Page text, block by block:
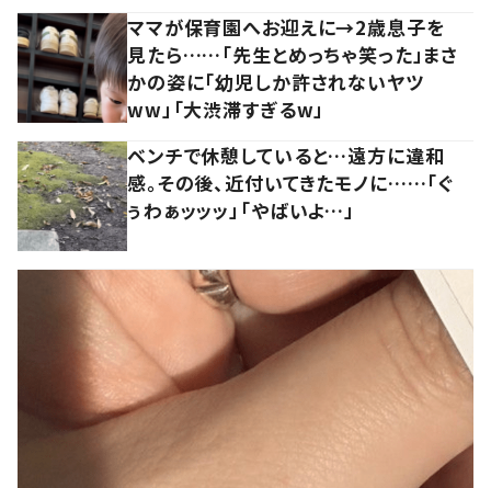
ママが保育園へお迎えに→2歳息子を
見たら……「先生とめっちゃ笑った」まさ
かの姿に「幼児しか許されないヤツ
ww」「大渋滞すぎるw」
ベンチで休憩していると…遠方に違和
感。その後、近付いてきたモノに……「ぐ
ぅわぁッッッ」「やばいよ…」